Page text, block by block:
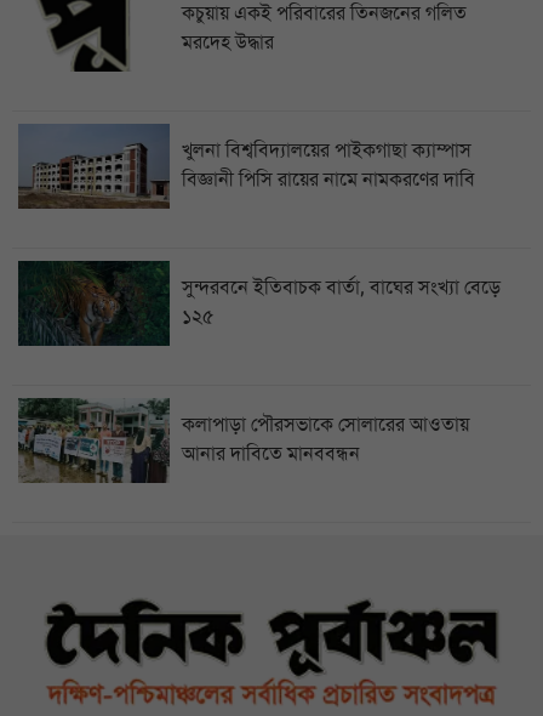
কচুয়ায় একই পরিবারের তিনজনের গলিত
মরদেহ উদ্ধার
খুলনা বিশ্ববিদ্যালয়ের পাইকগাছা ক্যাম্পাস
বিজ্ঞানী পিসি রায়ের নামে নামকরণের দাবি
সুন্দরবনে ইতিবাচক বার্তা, বাঘের সংখ্যা বেড়ে
১২৫
কলাপাড়া পৌরসভাকে সোলারের আওতায়
আনার দাবিতে মানববন্ধন